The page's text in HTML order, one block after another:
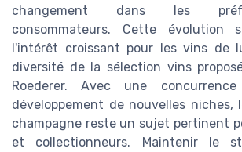
changement dans les
consommateurs. Cette évolution
l'intérêt croissant pour les vins de
diversité de la sélection vins
Roederer. Avec une
développement de nouvelles niches,
champagne reste un sujet pertinent
et collectionneurs. Maintenir le